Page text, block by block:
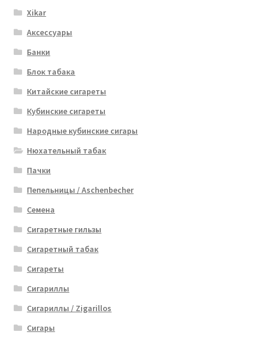
Xikar
Аксессуары
Банки
Блок табака
Китайские сигареты
Кубинские сигареты
Народные кубинские сигары
Нюхательный табак
Пачки
Пепельницы / Aschenbecher
Семена
Сигаретные гильзы
Сигаретный табак
Сигареты
Сигариллы
Сигариллы / Zigarillos
Сигары